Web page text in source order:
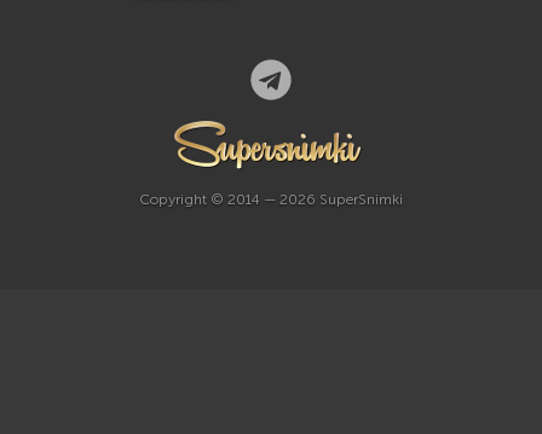
Copyright © 2014 — 2026 SuperSnimki